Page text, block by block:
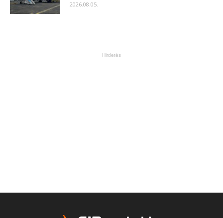
2026.08.05.
Hirdetés